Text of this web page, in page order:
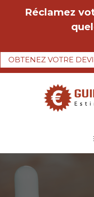
Réclamez
OBTENEZ VOTRE